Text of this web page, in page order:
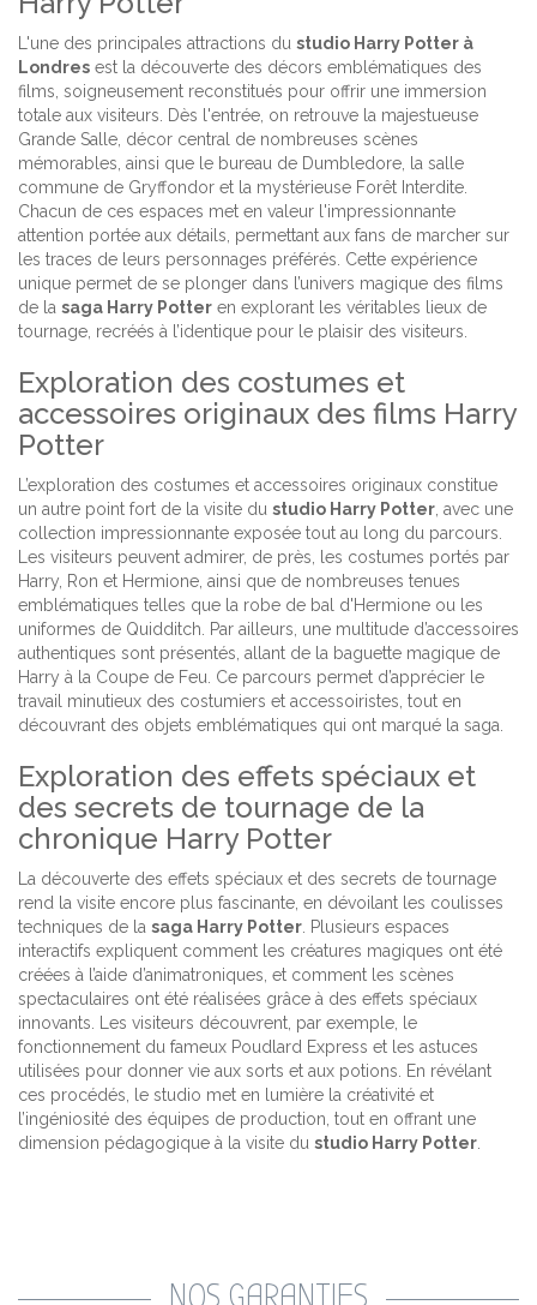
L'une des principales attractions du studio Harry Potter à
Londres est la découverte des décors emblématiques des
films, soigneusement reconstitués pour offrir une immersion
totale aux visiteurs. Dès l'entrée, on retrouve la majestueuse
Grande Salle, décor central de nombreuses scènes
mémorables, ainsi que le bureau de Dumbledore, la salle
commune de Gryffondor et la mystérieuse Forêt Interdite.
Chacun de ces espaces met en valeur l'impressionnante
attention portée aux détails, permettant aux fans de marcher sur
les traces de leurs personnages préférés. Cette expérience
unique permet de se plonger dans l’univers magique des films
de la saga Harry Potter en explorant les véritables lieux de
tournage, recréés à l’identique pour le plaisir des visiteurs.
Exploration des costumes et
accessoires originaux des films Harry
Potter
L’exploration des costumes et accessoires originaux constitue
un autre point fort de la visite du studio Harry Potter , avec une
collection impressionnante exposée tout au long du parcours.
Les visiteurs peuvent admirer, de près, les costumes portés par
Harry, Ron et Hermione, ainsi que de nombreuses tenues
emblématiques telles que la robe de bal d'Hermione ou les
uniformes de Quidditch. Par ailleurs, une multitude d’accessoires
authentiques sont présentés, allant de la baguette magique de
Harry à la Coupe de Feu. Ce parcours permet d’apprécier le
travail minutieux des costumiers et accessoiristes, tout en
découvrant des objets emblématiques qui ont marqué la saga.
Exploration des effets spéciaux et
des secrets de tournage de la
chronique Harry Potter
La découverte des effets spéciaux et des secrets de tournage
rend la visite encore plus fascinante, en dévoilant les coulisses
techniques de la saga Harry Potter . Plusieurs espaces
interactifs expliquent comment les créatures magiques ont été
créées à l’aide d’animatroniques, et comment les scènes
spectaculaires ont été réalisées grâce à des effets spéciaux
innovants. Les visiteurs découvrent, par exemple, le
fonctionnement du fameux Poudlard Express et les astuces
utilisées pour donner vie aux sorts et aux potions. En révélant
ces procédés, le studio met en lumière la créativité et
l’ingéniosité des équipes de production, tout en offrant une
dimension pédagogique à la visite du studio Harry Potter